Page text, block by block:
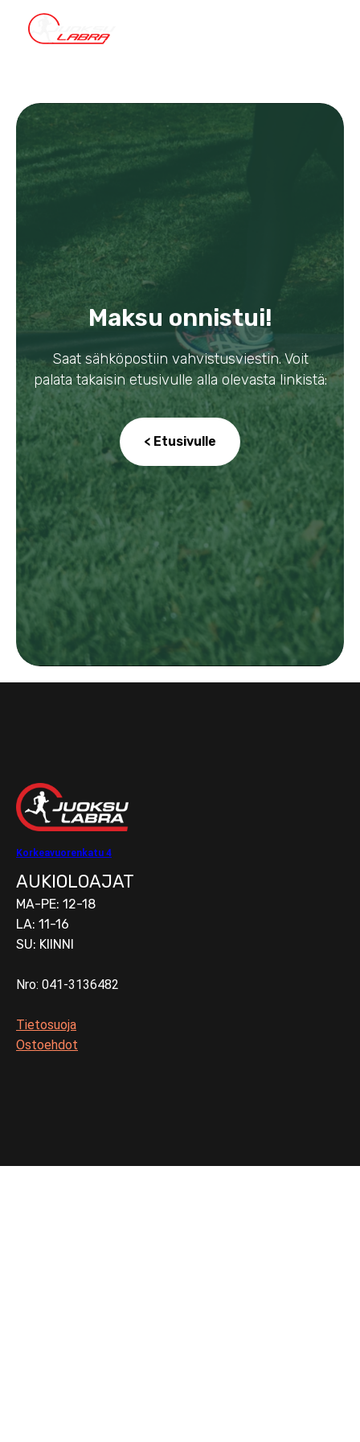
Maksu onnistui!
Saat sähköpostiin vahvistusviestin. Voit
palata takaisin etusivulle alla olevasta linkistä:
< Etusivulle
Korkeavuorenkatu 4
AUKIOLOAJAT
MA-PE: 12-18
LA: 11-16
SU: KIINNI
Nro: 041-3136482
Tietosuoja
Ostoehdot